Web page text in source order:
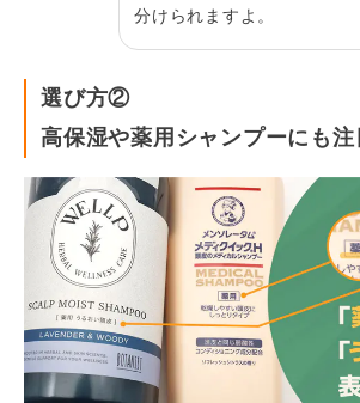
分けられますよ。
選び方②
高保湿や薬用シャンプーにも注